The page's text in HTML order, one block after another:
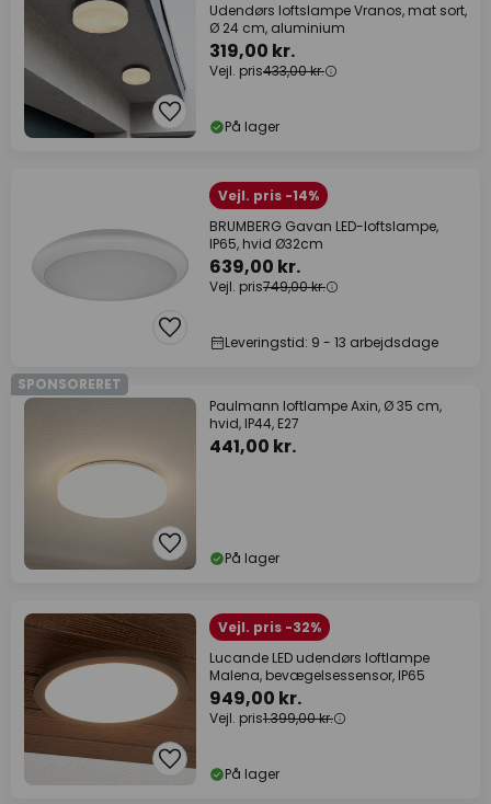
Udendørs loftslampe Vranos, mat sort,
Ø 24 cm, aluminium
319,00 kr.
Vejl. pris433,00 kr.
På lager
Vejl. pris -14%
BRUMBERG Gavan LED-loftslampe,
IP65, hvid Ø32cm
639,00 kr.
Vejl. pris749,00 kr.
Leveringstid: 9 - 13 arbejdsdage
SPONSORERET
Paulmann loftlampe Axin, Ø 35 cm,
hvid, IP44, E27
441,00 kr.
På lager
Vejl. pris -32%
Lucande LED udendørs loftlampe
Malena, bevægelsessensor, IP65
949,00 kr.
Vejl. pris1.399,00 kr.
På lager